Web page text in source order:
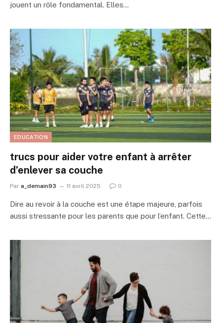
jouent un rôle fondamental. Elles…
EDUCATION
trucs pour aider votre enfant à arrêter
d’enlever sa couche
Par a_demain93 11 avril 2025 0
Dire au revoir à la couche est une étape majeure, parfois
aussi stressante pour les parents que pour l’enfant. Cette…